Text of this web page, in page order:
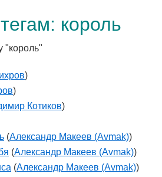
король
"король"
)
)
Котиков)
(Александр Макеев (Avmak))
(Александр Макеев (Avmak))
(Александр Макеев (Avmak))